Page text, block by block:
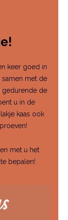
keer goed in
met de
gedurende de
u in de
kaas ook
met u het
bepalen!